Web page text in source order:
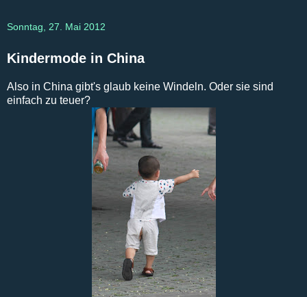
Sonntag, 27. Mai 2012
Kindermode in China
Also in China gibt's glaub keine Windeln. Oder sie sind
einfach zu teuer?